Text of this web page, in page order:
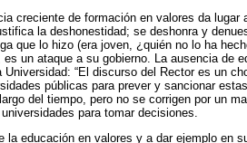
creciente de formación en valores da lugar
la deshonestidad; se deshonra y
que lo hizo (era joven, ¿quién no lo ha
un ataque a su gobierno. La ausencia de
“El discurso del Rector es un
públicas para prever y sancionar
del tiempo, pero no se corrigen por un
para tomar decisiones.
educación en valores y a dar ejemplo en